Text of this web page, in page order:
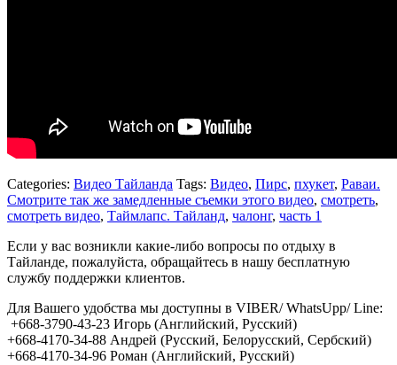
Categories: Видео Тайланда Tags: Видео, Пирс, пхукет, Раваи.
Смотрите так же замедленные съемки этого видео, смотреть,
смотреть видео, Таймлапс. Тайланд, чалонг, часть 1
Если у вас возникли какие-либо вопросы по отдыху в
Тайланде, пожалуйста, обращайтесь в нашу бесплатную
службу поддержки клиентов.
Для Вашего удобства мы доступны в VIBER/ WhatsUpp/ Line:
+668-3790-43-23 Игорь (Английский, Русский)
+668-4170-34-88 Андрей (Русский, Белорусский, Сербский)
+668-4170-34-96 Роман (Английский, Русский)